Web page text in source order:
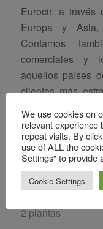
Eurocir, a través
Europa y Asia,
Contamos
comerciales y
aquellos países
clientes más
2 plantas
We use cookies on
relevant experience
repeat visits. By
use of ALL the
Settings" to provide
Cookie Settings